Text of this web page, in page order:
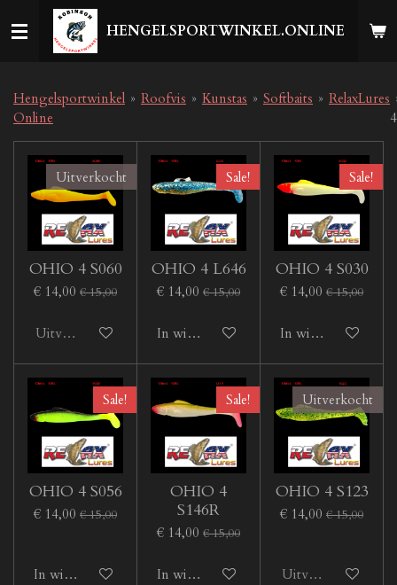
direct
hoofdinhoud
HENGELSPORTWINKEL.ONLINE
Hengelsportwinkel
Online
» Roofvis » Kunstas » Softbaits » RelaxLures
4
Uitverkocht
OHIO 4 S060
€ 14,00 € 15,00
Uitverkocht
Sale!
OHIO 4 L646
€ 14,00 € 15,00
In winkelwagen
Sale!
OHIO 4 S030
€ 14,00 € 15,00
In winkelwagen
Sale!
OHIO 4 S056
€ 14,00 € 15,00
In winkelwagen
Sale!
OHIO 4
S146R
€ 14,00 € 15,00
In winkelwagen
Uitverkocht
OHIO 4 S123
€ 14,00 € 15,00
Uitverkocht